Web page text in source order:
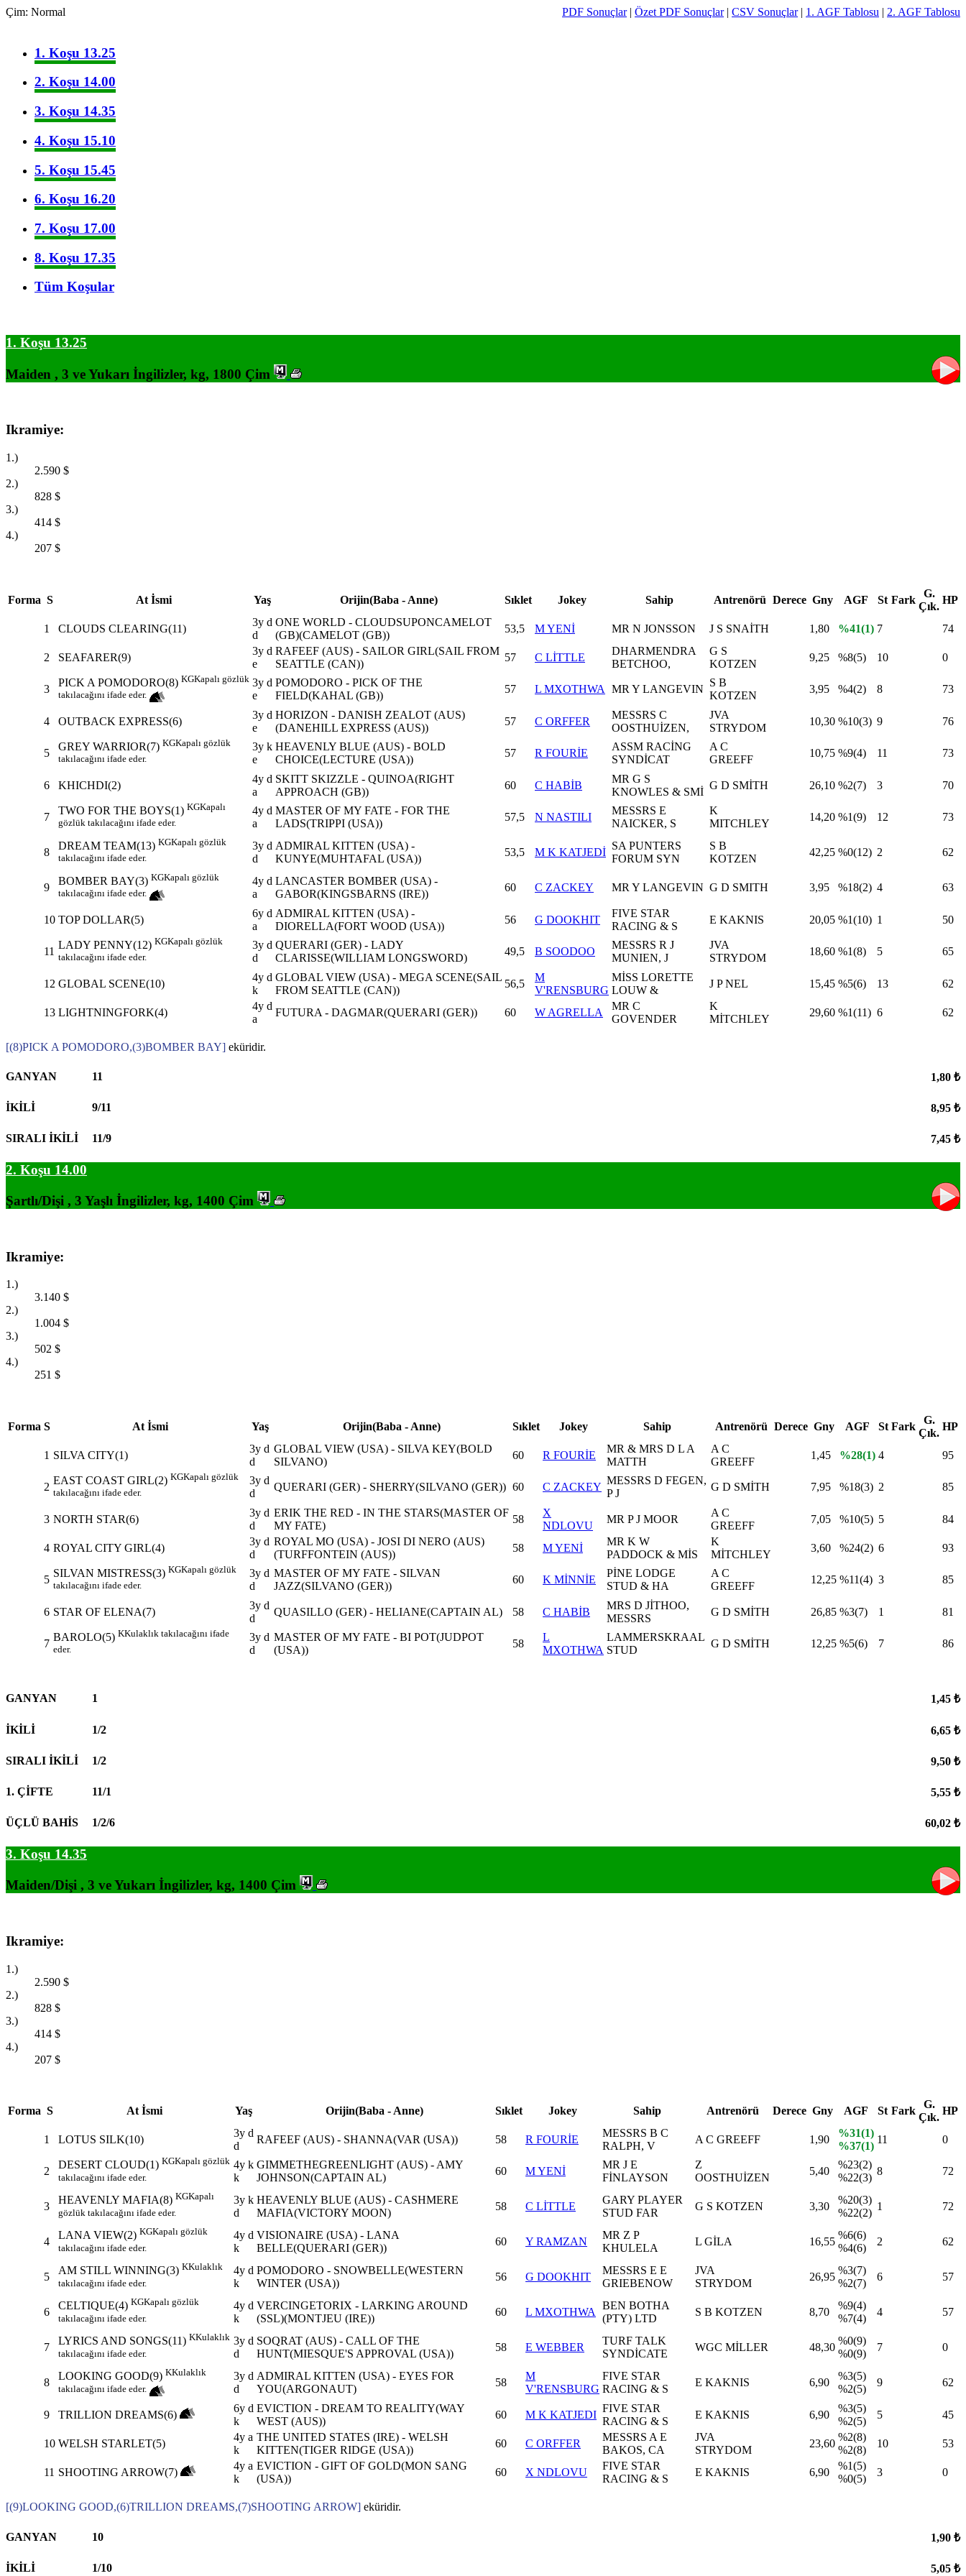
Çim: Normal PDF Sonuçlar| Özet PDF Sonuçlar| CSV Sonuçlar| 1. AGF Tablosu | 2. AGF Tablosu
1. Koşu 13.25
2. Koşu 14.00
3. Koşu 14.35
4. Koşu 15.10
5. Koşu 15.45
6. Koşu 16.20
7. Koşu 17.00
8. Koşu 17.35
Tüm Koşular
1. Koşu 13.25
Maiden , 3 ve Yukarı İngilizler, kg, 1800 Çim
Ikramiye:
1.)
2.590 $
2.)
828 $
3.)
414 $
4.)
207 $
Forma S At İsmi Yaş Orijin(Baba - Anne) Sıklet Jokey Sahip Antrenörü Derece Gny AGF St Fark
G.
Çık.
HP
1 CLOUDS CLEARING(11)
3y d
d
ONE WORLD - CLOUDSUPONCAMELOT
(GB)(CAMELOT (GB))
53,5 M YENİ MR N JONSSON J S SNAİTH 1,80 %41(1) 7 74
2 SEAFARER(9)
3y d
e
RAFEEF (AUS) - SAILOR GIRL(SAIL FROM
SEATTLE (CAN))
57 C LİTTLE
DHARMENDRA
BETCHOO,
G S
KOTZEN
9,25 %8(5) 10 0
3
PICK A POMODORO(8) KGKapalı gözlük
takılacağını ifade eder.
3y d
e
POMODORO - PICK OF THE
FIELD(KAHAL (GB))
57 L MXOTHWA MR Y LANGEVIN
S B
KOTZEN
3,95 %4(2) 8 73
4 OUTBACK EXPRESS(6)
3y d
e
HORIZON - DANISH ZEALOT (AUS)
(DANEHILL EXPRESS (AUS))
57 C ORFFER
MESSRS C
OOSTHUİZEN,
JVA
STRYDOM
10,30 %10(3) 9 76
5
GREY WARRIOR(7) KGKapalı gözlük
takılacağını ifade eder.
3y k
e
HEAVENLY BLUE (AUS) - BOLD
CHOICE(LECTURE (USA))
57 R FOURİE
ASSM RACİNG
SYNDİCAT
A C
GREEFF
10,75 %9(4) 11 73
6 KHICHDI(2)
4y d
a
SKITT SKIZZLE - QUINOA(RIGHT
APPROACH (GB))
60 C HABİB
MR G S
KNOWLES & SMİ
G D SMİTH 26,10 %2(7) 3 70
7
TWO FOR THE BOYS(1) KGKapalı
gözlük takılacağını ifade eder.
4y d
a
MASTER OF MY FATE - FOR THE
LADS(TRIPPI (USA))
57,5 N NASTILI
MESSRS E
NAICKER, S
K
MITCHLEY
14,20 %1(9) 12 73
8
DREAM TEAM(13) KGKapalı gözlük
takılacağını ifade eder.
3y d
d
ADMIRAL KITTEN (USA) -
KUNYE(MUHTAFAL (USA))
53,5 M K KATJEDİ
SA PUNTERS
FORUM SYN
S B
KOTZEN
42,25 %0(12) 2 62
9
BOMBER BAY(3) KGKapalı gözlük
takılacağını ifade eder.
4y d
a
LANCASTER BOMBER (USA) -
GABOR(KINGSBARNS (IRE))
60 C ZACKEY MR Y LANGEVIN G D SMITH 3,95 %18(2) 4 63
10 TOP DOLLAR(5)
6y d
a
ADMIRAL KITTEN (USA) -
DIORELLA(FORT WOOD (USA))
56 G DOOKHIT
FIVE STAR
RACING & S
E KAKNIS 20,05 %1(10) 1 50
11
LADY PENNY(12) KGKapalı gözlük
takılacağını ifade eder.
3y d
d
QUERARI (GER) - LADY
CLARISSE(WILLIAM LONGSWORD)
49,5 B SOODOO
MESSRS R J
MUNIEN, J
JVA
STRYDOM
18,60 %1(8) 5 65
12 GLOBAL SCENE(10)
4y d
k
GLOBAL VIEW (USA) - MEGA SCENE(SAIL
FROM SEATTLE (CAN))
56,5
M
V'RENSBURG
MİSS LORETTE
LOUW &
J P NEL 15,45 %5(6) 13 62
13 LIGHTNINGFORK(4)
4y d
a
FUTURA - DAGMAR(QUERARI (GER)) 60 W AGRELLA
MR C
GOVENDER
K
MİTCHLEY
29,60 %1(11) 6 62
[(8)PICK A POMODORO,(3)BOMBER BAY] eküridir.
GANYAN 11 1,80 ₺
İKİLİ 9/11 8,95 ₺
SIRALI İKİLİ 11/9 7,45 ₺
2. Koşu 14.00
Şartlı/Dişi , 3 Yaşlı İngilizler, kg, 1400 Çim
Ikramiye:
1.)
3.140 $
2.)
1.004 $
3.)
502 $
4.)
251 $
Forma S At İsmi Yaş Orijin(Baba - Anne) Sıklet Jokey Sahip Antrenörü Derece Gny AGF St Fark
G.
Çık.
HP
1 SILVA CITY(1)
3y d
d
GLOBAL VIEW (USA) - SILVA KEY(BOLD
SILVANO)
60 R FOURİE
MR & MRS D L A
MATTH
A C
GREEFF
1,45 %28(1) 4 95
2
EAST COAST GIRL(2) KGKapalı gözlük
takılacağını ifade eder.
3y d
d
QUERARI (GER) - SHERRY(SILVANO (GER)) 60 C ZACKEY
MESSRS D FEGEN,
P J
G D SMİTH 7,95 %18(3) 2 85
3 NORTH STAR(6)
3y d
d
ERIK THE RED - IN THE STARS(MASTER OF
MY FATE)
58
X
NDLOVU
MR P J MOOR
A C
GREEFF
7,05 %10(5) 5 84
4 ROYAL CITY GIRL(4)
3y d
d
ROYAL MO (USA) - JOSI DI NERO (AUS)
(TURFFONTEIN (AUS))
58 M YENİ
MR K W
PADDOCK & MİS
K
MİTCHLEY
3,60 %24(2) 6 93
5
SILVAN MISTRESS(3) KGKapalı gözlük
takılacağını ifade eder.
3y d
d
MASTER OF MY FATE - SILVAN
JAZZ(SILVANO (GER))
60 K MİNNİE
PİNE LODGE
STUD & HA
A C
GREEFF
12,25 %11(4) 3 85
6 STAR OF ELENA(7)
3y d
d
QUASILLO (GER) - HELIANE(CAPTAIN AL) 58 C HABİB
MRS D JİTHOO,
MESSRS
G D SMİTH 26,85 %3(7) 1 81
7
BAROLO(5) KKulaklık takılacağını ifade
eder.
3y d
d
MASTER OF MY FATE - BI POT(JUDPOT
(USA))
58
L
MXOTHWA
LAMMERSKRAAL
STUD
G D SMİTH 12,25 %5(6) 7 86
GANYAN 1 1,45 ₺
İKİLİ 1/2 6,65 ₺
SIRALI İKİLİ 1/2 9,50 ₺
1. ÇİFTE 11/1 5,55 ₺
ÜÇLÜ BAHİS 1/2/6 60,02 ₺
3. Koşu 14.35
Maiden/Dişi , 3 ve Yukarı İngilizler, kg, 1400 Çim
Ikramiye:
1.)
2.590 $
2.)
828 $
3.)
414 $
4.)
207 $
Forma S At İsmi Yaş Orijin(Baba - Anne) Sıklet Jokey Sahip Antrenörü Derece Gny AGF St Fark
G.
Çık.
HP
1 LOTUS SILK(10)
3y d
d
RAFEEF (AUS) - SHANNA(VAR (USA)) 58 R FOURİE
MESSRS B C
RALPH, V
A C GREEFF 1,90
%31(1)
%37(1)
11 0
2
DESERT CLOUD(1) KGKapalı gözlük
takılacağını ifade eder.
4y k
k
GIMMETHEGREENLIGHT (AUS) - AMY
JOHNSON(CAPTAIN AL)
60 M YENİ
MR J E
FİNLAYSON
Z
OOSTHUİZEN
5,40
%23(2)
%22(3)
8 72
3
HEAVENLY MAFIA(8) KGKapalı
gözlük takılacağını ifade eder.
3y k
d
HEAVENLY BLUE (AUS) - CASHMERE
MAFIA(VICTORY MOON)
58 C LİTTLE
GARY PLAYER
STUD FAR
G S KOTZEN 3,30
%20(3)
%22(2)
1 72
4
LANA VIEW(2) KGKapalı gözlük
takılacağını ifade eder.
4y d
k
VISIONAIRE (USA) - LANA
BELLE(QUERARI (GER))
60 Y RAMZAN
MR Z P
KHULELA
L GİLA 16,55
%6(6)
%4(6)
2 62
5
AM STILL WINNING(3) KKulaklık
takılacağını ifade eder.
4y d
k
POMODORO - SNOWBELLE(WESTERN
WINTER (USA))
56 G DOOKHIT
MESSRS E E
GRIEBENOW
JVA
STRYDOM
26,95
%3(7)
%2(7)
6 57
6
CELTIQUE(4) KGKapalı gözlük
takılacağını ifade eder.
4y d
k
VERCINGETORIX - LARKING AROUND
(SSL)(MONTJEU (IRE))
60 L MXOTHWA
BEN BOTHA
(PTY) LTD
S B KOTZEN 8,70
%9(4)
%7(4)
4 57
7
LYRICS AND SONGS(11) KKulaklık
takılacağını ifade eder.
3y d
d
SOQRAT (AUS) - CALL OF THE
HUNT(MIESQUE'S APPROVAL (USA))
58 E WEBBER
TURF TALK
SYNDİCATE
WGC MİLLER 48,30
%0(9)
%0(9)
7 0
8
LOOKING GOOD(9) KKulaklık
takılacağını ifade eder.
3y d
d
ADMIRAL KITTEN (USA) - EYES FOR
YOU(ARGONAUT)
58
M
V'RENSBURG
FIVE STAR
RACING & S
E KAKNIS 6,90
%3(5)
%2(5)
9 62
9 TRILLION DREAMS(6)
6y d
k
EVICTION - DREAM TO REALITY(WAY
WEST (AUS))
60 M K KATJEDI
FIVE STAR
RACING & S
E KAKNIS 6,90
%3(5)
%2(5)
5 45
10 WELSH STARLET(5)
4y a
k
THE UNITED STATES (IRE) - WELSH
KITTEN(TIGER RIDGE (USA))
60 C ORFFER
MESSRS A E
BAKOS, CA
JVA
STRYDOM
23,60
%2(8)
%2(8)
10 53
11 SHOOTING ARROW(7)
4y a
k
EVICTION - GIFT OF GOLD(MON SANG
(USA))
60 X NDLOVU
FIVE STAR
RACING & S
E KAKNIS 6,90
%1(5)
%0(5)
3 0
[(9)LOOKING GOOD,(6)TRILLION DREAMS,(7)SHOOTING ARROW] eküridir.
GANYAN 10 1,90 ₺
İKİLİ 1/10 5,05 ₺